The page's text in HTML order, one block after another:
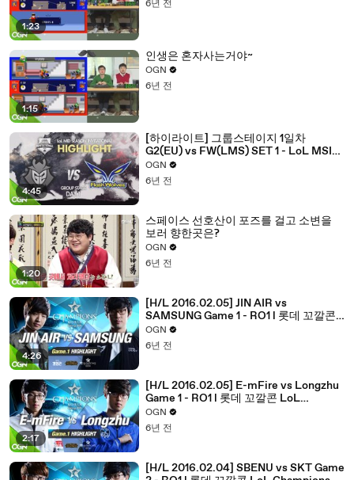
1:23
6년 전
1:15
인생은 혼자사는거야~
OGN
6년 전
4:45
[하이라이트] 그룹스테이지 1일차
G2(EU) vs FW(LMS) SET 1 - LoL MSI
2016 / 미드시즌인비테이셔널
OGN
6년 전
1:20
스페이스 선호산이 포즈를 걸고 소변을
보러 향한곳은?
OGN
6년 전
4:26
[H/L 2016.02.05] JIN AIR vs
SAMSUNG Game 1 - RO1 l 롯데 꼬깔콘
LoL Champions Korea Spring 2016
OGN
6년 전
2:17
[H/L 2016.02.05] E-mFire vs Longzhu
Game 1 - RO1 l 롯데 꼬깔콘 LoL
Champions Korea Spring 2016
OGN
6년 전
[H/L 2016.02.04] SBENU vs SKT Game